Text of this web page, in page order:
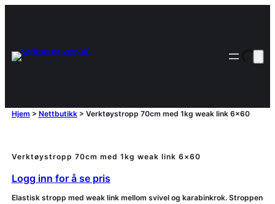
Hjem > Nettbutikk> Verktøystropp 70cm med 1kg weak link 6×60
Verktøystropp 70cm med 1kg weak link 6×60
Logg inn for å se pris
Elastisk stropp med weak link mellom svivel og karabinkrok. Stroppen